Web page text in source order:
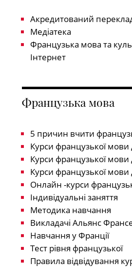
Акредитований
Медіатека
Французька мова та
Інтернет
Французька мова
5 причин вчити
Курси французької мови
Курси французької
Курси французької мови
Онлайн -курси
Індивідуальні заняття
Методика навчання
Викладачі Альянс
Навчання у Франції
Тест рівня французької
Правила відвідування